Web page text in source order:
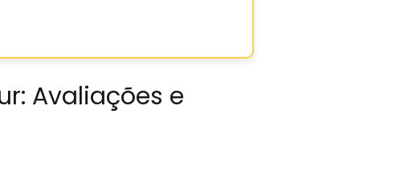
Avaliações e